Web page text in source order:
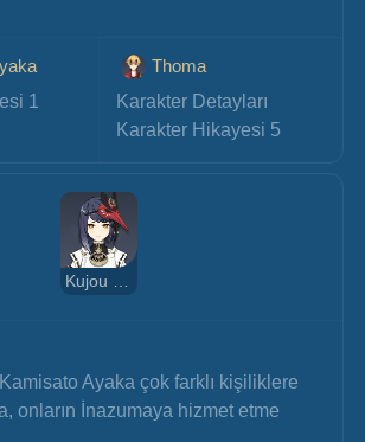
1
Thoma
Karakter Detayları
Karakter Hikayesi 5
Kujou Sara
Ayaka çok farklı kişiliklere
onların İnazumaya hizmet etme